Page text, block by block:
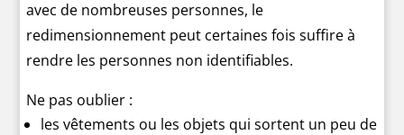
avec de nombreuses personnes, le
redimensionnement peut certaines fois suffire à
rendre les personnes non identifiables.
Ne pas oublier :
les vêtements ou les objets qui sortent un peu de